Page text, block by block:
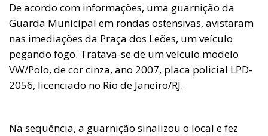
De acordo com informações, uma guarnição da
Guarda Municipal em rondas ostensivas, avistaram
nas imediações da Praça dos Leões, um veículo
pegando fogo. Tratava-se de um veículo modelo
VW/Polo, de cor cinza, ano 2007, placa policial LPD-
2056, licenciado no Rio de Janeiro/RJ.
Na sequência, a guarnição sinalizou o local e fez